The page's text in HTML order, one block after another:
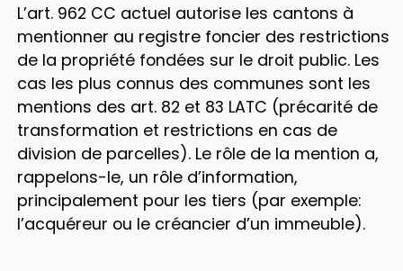
L’art. 962 CC actuel autorise les cantons à
mentionner au registre foncier des restrictions
de la propriété fondées sur le droit public. Les
cas les plus connus des communes sont les
mentions des art. 82 et 83 LATC (précarité de
transformation et restrictions en cas de
division de parcelles). Le rôle de la mention a,
rappelons-le, un rôle d’information,
principalement pour les tiers (par exemple:
l’acquéreur ou le créancier d’un immeuble).